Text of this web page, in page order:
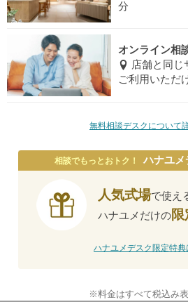
分
オンライン相
店舗と同じ
ご利用いただ
無料相談デスクについて
相談でもっとおトク！ ハナユメ
人気式場で使え
ハナユメだけの
ハナユメデスク限定特典
※料金はすべて税込み表